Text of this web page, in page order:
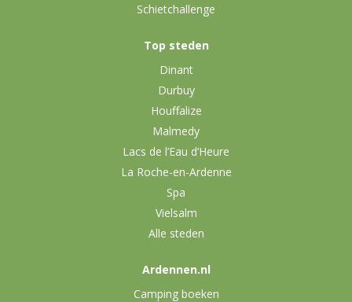
Schietchallenge
Top steden
Dinant
Durbuy
Houffalize
Malmedy
Lacs de l’Eau d’Heure
La Roche-en-Ardenne
Spa
Vielsalm
Alle steden
Ardennen.nl
Camping boeken